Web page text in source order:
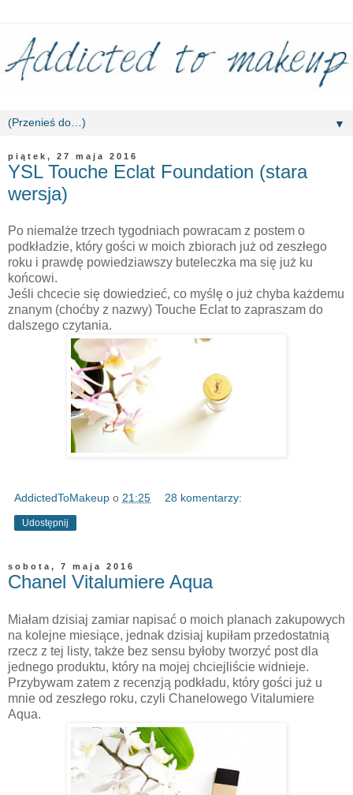
▼
piątek, 27 maja 2016
YSL Touche Eclat Foundation (stara
wersja)
Po niemalże trzech tygodniach powracam z postem o
podkładzie, który gości w moich zbiorach już od zeszłego
roku i prawdę powiedziawszy buteleczka ma się już ku
końcowi.
Jeśli chcecie się dowiedzieć, co myślę o już chyba każdemu
znanym (choćby z nazwy) Touche Eclat to zapraszam do
dalszego czytania.
AddictedToMakeup o 21:25 28 komentarzy:
Udostępnij
sobota, 7 maja 2016
Chanel Vitalumiere Aqua
Miałam dzisiaj zamiar napisać o moich planach zakupowych
na kolejne miesiące, jednak dzisiaj kupiłam przedostatnią
rzecz z tej listy, także bez sensu byłoby tworzyć post dla
jednego produktu, który na mojej chciejliście widnieje.
Przybywam zatem z recenzją podkładu, który gości już u
mnie od zeszłego roku, czyli Chanelowego Vitalumiere
Aqua.